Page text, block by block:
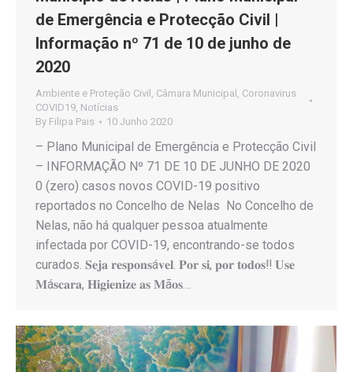
de Emergência e Protecção Civil |
Informação nº 71 de 10 de junho de
2020
Ambiente e Proteção Civil Câmara Municipal Coronavirus
COVID19 Notícias
By Filipa Pais 10 Junho 2020
– Plano Municipal de Emergência e Protecção Civil
– INFORMAÇÃO Nº 71 DE 10 DE JUNHO DE 2020
0 (zero) casos novos COVID-19 positivo
reportados no Concelho de Nelas No Concelho de
Nelas, não há qualquer pessoa atualmente
infectada por COVID-19, encontrando-se todos
curados. 𝐒𝐞𝐣𝐚 𝐫𝐞𝐬𝐩𝐨𝐧𝐬á𝐯𝐞𝐥. 𝐏𝐨𝐫 𝐬𝐢, 𝐩𝐨𝐫 𝐭𝐨𝐝𝐨𝐬‼️ 𝐔𝐬𝐞
𝐌á𝐬𝐜𝐚𝐫𝐚, 𝐇𝐢𝐠𝐢𝐞𝐧𝐢𝐳𝐞 𝐚𝐬 𝐌ã𝐨𝐬…